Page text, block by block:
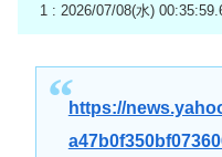
1 : 2026/07/08(水)
https://